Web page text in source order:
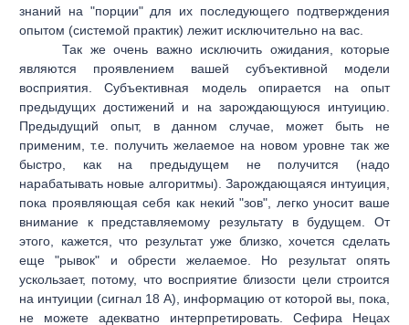
знаний на "порции" для их последующего подтверждения
опытом (системой практик) лежит исключительно на вас.
Так же очень важно исключить ожидания, которые
являются проявлением вашей субъективной модели
восприятия. Субъективная модель опирается на опыт
предыдущих достижений и на зарождающуюся интуицию.
Предыдущий опыт, в данном случае, может быть не
применим, т.е. получить желаемое на новом уровне так же
быстро, как на предыдущем не получится (надо
нарабатывать новые алгоритмы). Зарождающаяся интуиция,
пока проявляющая себя как некий "зов", легко уносит ваше
внимание к представляемому результату в будущем. От
этого, кажется, что результат уже близко, хочется сделать
еще "рывок" и обрести желаемое. Но результат опять
ускользает, потому, что восприятие близости цели строится
на интуиции (сигнал 18 А), информацию от которой вы, пока,
не можете адекватно интерпретировать. Сефира Нецах